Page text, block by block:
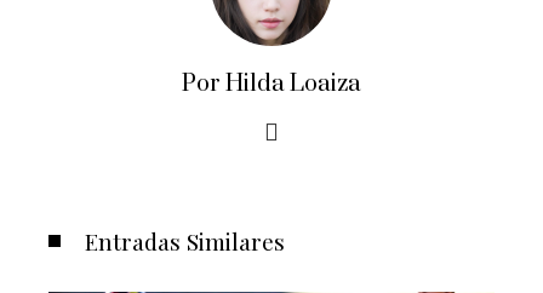
Por Hilda Loaiza
Entradas Similares